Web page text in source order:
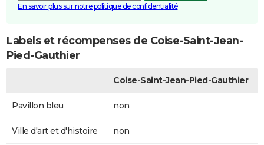
En savoir plus sur notre politique de confidentialité
Labels et récompenses de Coise-Saint-Jean-
Pied-Gauthier
Coise-Saint-Jean-Pied-Gauthier
Pavillon bleu non
Ville d'art et d'histoire non